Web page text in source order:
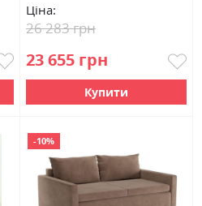
Ціна:
23 655 грн
26 283 грн
Купити
-10%